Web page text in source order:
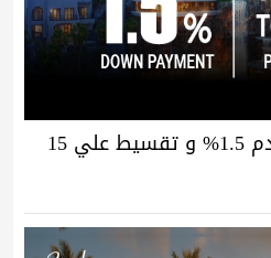
عرض لفترة محدودة مقدم 1.5% و تقسيط علي 15